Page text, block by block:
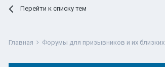
Перейти к списку тем
Главная Форумы для призывников и их близких